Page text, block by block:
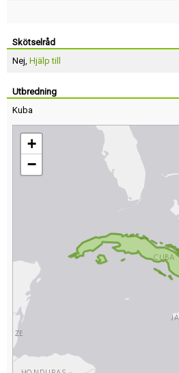
Skötselråd
Nej, Hjälp till
Utbredning
Kuba
+
−